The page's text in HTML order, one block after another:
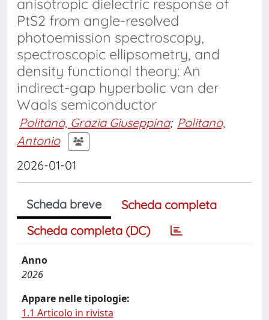
anisotropic dielectric response of
PtS2 from angle-resolved
photoemission spectroscopy,
spectroscopic ellipsometry, and
density functional theory: An
indirect-gap hyperbolic van der
Waals semiconductor
Politano, Grazia Giuseppina; Politano,
Antonio
2026-01-01
Scheda breve
Scheda completa
Scheda completa (DC)
Anno
2026
Appare nelle tipologie:
1.1 Articolo in rivista